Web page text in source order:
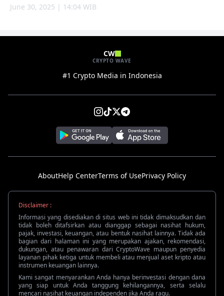
June 30, 2025 | 14:04 WIB
CW
CRYPTO WAVE
#1 Crypto Media in Indonesia
AboutHelp CenterTerms of UsePrivacy Policy
Disclaimer :
Informasi yang disediakan di situs web ini tidak dimaksudkan dan
tidak boleh ditafsirkan atau dianggap sebagai nasihat hukum,
pajak, investasi, keuangan, atau bentuk nasihat lainnya. Tidak ada
bagian dari halaman ini yang merupakan ajakan, rekomendasi,
dukungan, atau penawaran dari CryptoWave maupun penyedia
layanan pihak ketiga untuk membeli atau menjual aset kripto atau
instrumen keuangan lainnya.
Kami sangat menyarankan Anda hanya berinvestasi dengan dana
yang siap untuk Anda tanggung kehilangannya, serta selalu
mencari nasihat keuangan independen jika Anda ragu.